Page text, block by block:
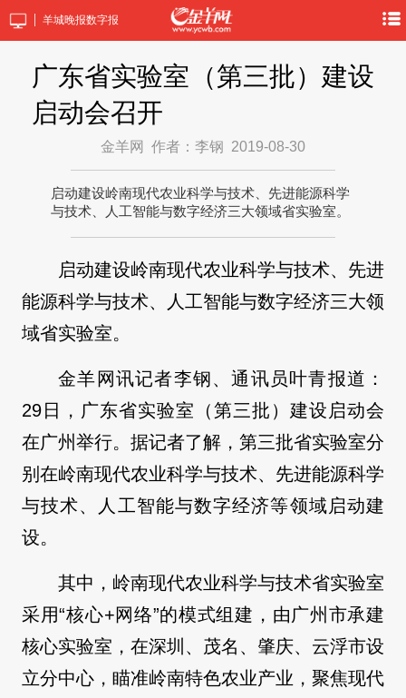
羊城晚报数字报
广东省实验室（第三批）建设
启动会召开
金羊网 作者：李钢 2019-08-30
启动建设岭南现代农业科学与技术、先进能源科学
与技术、人工智能与数字经济三大领域省实验室。
启动建设岭南现代农业科学与技术、先进
能源科学与技术、人工智能与数字经济三大领
域省实验室。
金羊网讯记者李钢、通讯员叶青报道：
29日，广东省实验室（第三批）建设启动会
在广州举行。据记者了解，第三批省实验室分
别在岭南现代农业科学与技术、先进能源科学
与技术、人工智能与数字经济等领域启动建
设。
其中，岭南现代农业科学与技术省实验室
采用“核心+网络”的模式组建，由广州市承建
核心实验室，在深圳、茂名、肇庆、云浮市设
立分中心，瞄准岭南特色农业产业，聚焦现代